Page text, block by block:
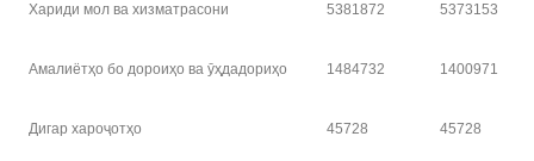
Хариди мол ва хизматрасони 5381872 5373153
Амалиётҳо бо дороиҳо ва ӯҳдадориҳо 1484732 1400971
Дигар хароҷотҳо 45728 45728